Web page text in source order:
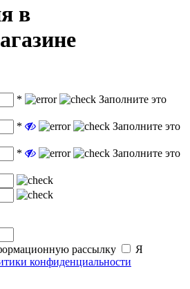
в
*
Заполните это
*
Заполните это
*
Заполните это
рассылку
Я
конфиденциальности